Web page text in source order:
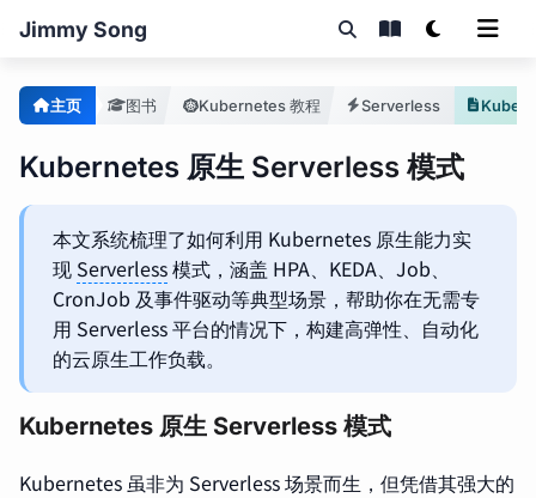
Jimmy Song
主页 图书 Kubernetes 教程 Serverless
Kubernetes 原生 Serverless 模式
本文系统梳理了如何利用 Kubernetes 原生能力实
现 Serverless模式，涵盖 HPA、KEDA、Job、
CronJob 及事件驱动等典型场景，帮助你在无需专
用 Serverless 平台的情况下，构建高弹性、自动化
的云原生工作负载。
Kubernetes 原生 Serverless 模式
Kubernetes 虽非为 Serverless 场景而生，但凭借其强大的